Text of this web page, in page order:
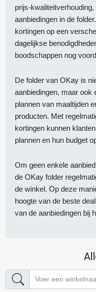
prijs-
aanbiedingen in de
kortingen op een
dagelijkse
boodschappen nog
De folder van OKay is
aanbiedingen, maar ook
plannen van maaltijden
producten. Met
kortingen kunnen
plannen en hun budget
Om geen enkele
de OKay folder
de winkel. Op deze
hoogte van de beste
van de aanbiedingen bij